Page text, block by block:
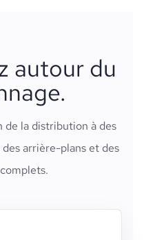
autour du
de la distribution à des
arrière-plans et des